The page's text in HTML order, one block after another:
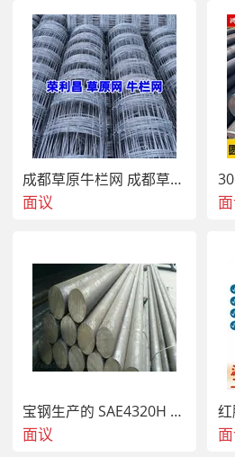
施工的区域，凿除砼表面析出物
2、钻孔：使用电锤等钻孔工具沿
直径为14mm，钻孔角度宜≤45°
2/3，钻孔必须穿过裂缝。但不得
外）钻孔与裂缝贯穿相交深度≤1/
20cm-60cm。3、洗缝：用高压机
内注入洁净水，观察出水点情况，
4、埋嘴：在钻好的孔内安装灌浆
头），针头后带膨胀橡胶，并用专
浆嘴周围与钻孔之间无空隙，不漏
孔内灌注化学灌浆料。立面灌浆顺
一端开始，单孔逐一连续进行、当
压力3-5分钟，即可停止本孔灌浆
嘴：灌浆完毕，确认不漏即可去掉
理干净已固定化的溢漏出的灌浆液
对灌浆口的修补、封口处理。9、
料将化学灌浆部分涂三遍（底涂、
水处理。若是铁路公路隧道，有排
们在边墙的收缩缝上还采用排水的
他不规则裂缝里的水排到排水沟系
成都草原牛栏网 成都草原网厂家 成都草原编结网
面议
宝钢生产的 SAE4320H 中碳低合金渗碳钢
面议